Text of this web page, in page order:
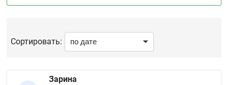
Сортировать:
Зарина